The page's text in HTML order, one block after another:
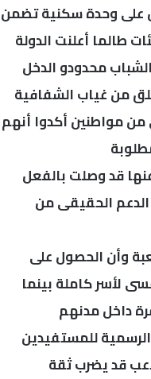
على وحدة سكنية تضمن
طالما أعلنت الدولة
محدودو الدخل
من غياب الشفافية
مواطنين أكدوا أنهم
قد وصلت بالفعل
الحقيقى من
وأن الحصول على
لأسر كاملة بينما
داخل مدنهم
للمستفيدين
قد يضرب ثقة